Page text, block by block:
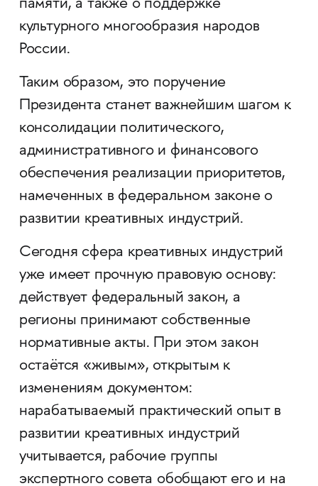
памяти, а также о поддержке
культурного многообразия народов
России.
Таким образом, это поручение
Президента станет важнейшим шагом к
консолидации политического,
административного и финансового
обеспечения реализации приоритетов,
намеченных в федеральном законе о
развитии креативных индустрий.
Сегодня сфера креативных индустрий
уже имеет прочную правовую основу:
действует федеральный закон, а
регионы принимают собственные
нормативные акты. При этом закон
остаётся «живым», открытым к
изменениям документом:
нарабатываемый практический опыт в
развитии креативных индустрий
учитывается, рабочие группы
экспертного совета обобщают его и на